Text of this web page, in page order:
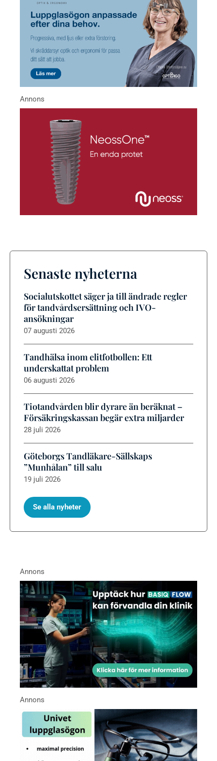
Senaste nyheterna
Socialutskottet säger ja till ändrade regler
för tandvårdsersättning och IVO-
ansökningar
07 augusti 2026
Tandhälsa inom elitfotbollen: Ett
underskattat problem
06 augusti 2026
Tiotandvården blir dyrare än beräknat –
Försäkringskassan begär extra miljarder
28 juli 2026
Göteborgs Tandläkare-Sällskaps
”Munhålan” till salu
19 juli 2026
Se alla nyheter